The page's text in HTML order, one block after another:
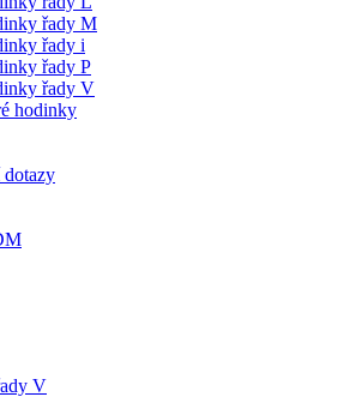
řady M
řady i
řady P
řady V
hodinky
dotazy
V